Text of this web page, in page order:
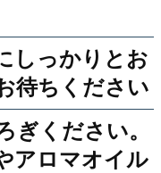
しっかりとお
待ちください
ぎください。
アロマオイル